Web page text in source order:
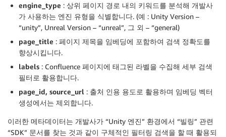
  }
}
engine_type : 상위 페이지 경로 내의 키워드를 분석해 개발사
가 사용하는 엔진 유형을 식별합니다. (예 : Unity Version –
“unity”, Unreal Version – “unreal”, 그 외 – “general)
page_title : 페이지 제목을 임베딩에 포함하여 검색 정확도를
향상시킵니다.
labels : Confluence 페이지에 태그된 라벨을 수집해 세부 검색
필터로 활용합니다.
page_id, source_url : 출처 인용 용도로 활용하며 임베딩 벡터
생성에서는 제외합니다.
이러한 메타데이터는 개발사가 “Unity 엔진” 환경에서 “빌링” 관련
“SDK” 문서를 찾는 것과 같이 구체적인 필터링 검색을 할 때 활용되